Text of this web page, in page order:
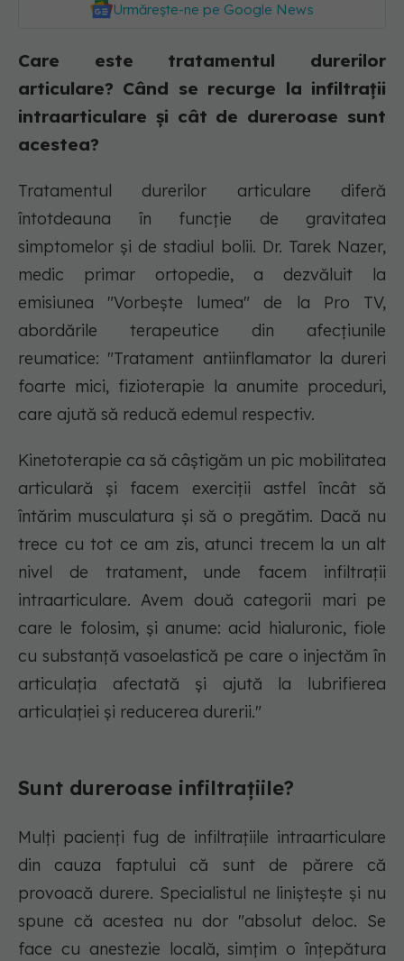
Urmărește-ne pe Google News
Care este tratamentul durerilor
articulare? Când se recurge la infiltrații
intraarticulare și cât de dureroase sunt
acestea?
Tratamentul durerilor articulare diferă
întotdeauna în funcție de gravitatea
simptomelor și de stadiul bolii. Dr. Tarek Nazer,
medic primar ortopedie, a dezvăluit la
emisiunea "Vorbește lumea" de la Pro TV,
abordările terapeutice din afecțiunile
reumatice: "Tratament antiinflamator la dureri
foarte mici, fizioterapie la anumite proceduri,
care ajută să reducă edemul respectiv.
Kinetoterapie ca să câștigăm un pic mobilitatea
articulară și facem exerciții astfel încât să
întărim musculatura și să o pregătim. Dacă nu
trece cu tot ce am zis, atunci trecem la un alt
nivel de tratament, unde facem infiltrații
intraarticulare. Avem două categorii mari pe
care le folosim, și anume: acid hialuronic, fiole
cu substanță vasoelastică pe care o injectăm în
articulația afectată și ajută la lubrifierea
articulației și reducerea durerii."
Sunt dureroase infiltrațiile?
Mulți pacienți fug de infiltrațiile intraarticulare
din cauza faptului că sunt de părere că
provoacă durere. Specialistul ne liniștește și nu
spune că acestea nu dor "absolut deloc. Se
face cu anestezie locală, simțim o înțepătura